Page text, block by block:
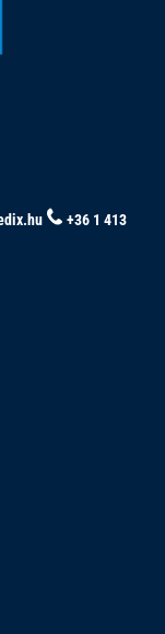
+36 1 413